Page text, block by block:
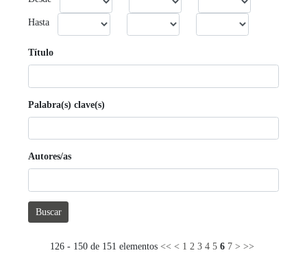
Hasta
Título
Palabra(s) clave(s)
Autores/as
Buscar
126 - 150 de 151 elementos << < 1 2 3 4 5 6 7 > >>